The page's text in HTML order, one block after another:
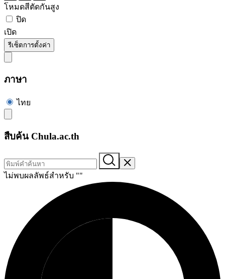
โหมดสีตัดกันสูง
ปิด
เปิด
รีเซ็ตการตั้งค่า
ภาษา
ไทย
สืบค้น Chula.ac.th
ไม่พบผลลัพธ์สำหรับ ""